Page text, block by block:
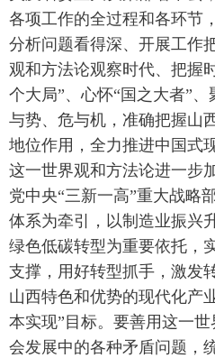
各项工作的全过程和各环节
分析问题看得深、开展工作
观和方法论观察时代、把握
个大局”、心怀“国之大者”
与势、危与机，准确把握山
地位作用，全力推进中国式
这一世界观和方法论进一步
党中央“三新一高”重大战略
体系为牵引，以制造业振兴
绿色低碳转型为重要依托，
支撑，用好转型抓手，激发
山西特色和优势的现代化产
本实现”目标。要善用这一
会发展中的各种矛盾问题，